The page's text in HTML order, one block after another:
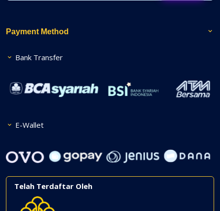
Payment Method
Bank Transfer
E-Wallet
Telah Terdaftar Oleh